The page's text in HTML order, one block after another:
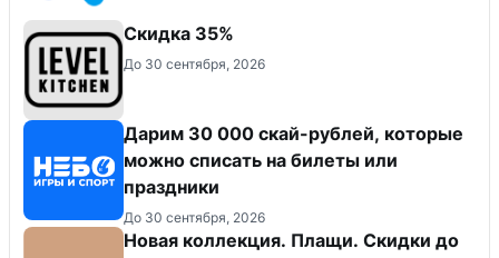
Скидка 35%
До 30 сентября, 2026
Дарим 30 000 скай-рублей, которые
можно списать на билеты или
праздники
До 30 сентября, 2026
Новая коллекция. Плащи. Скидки до